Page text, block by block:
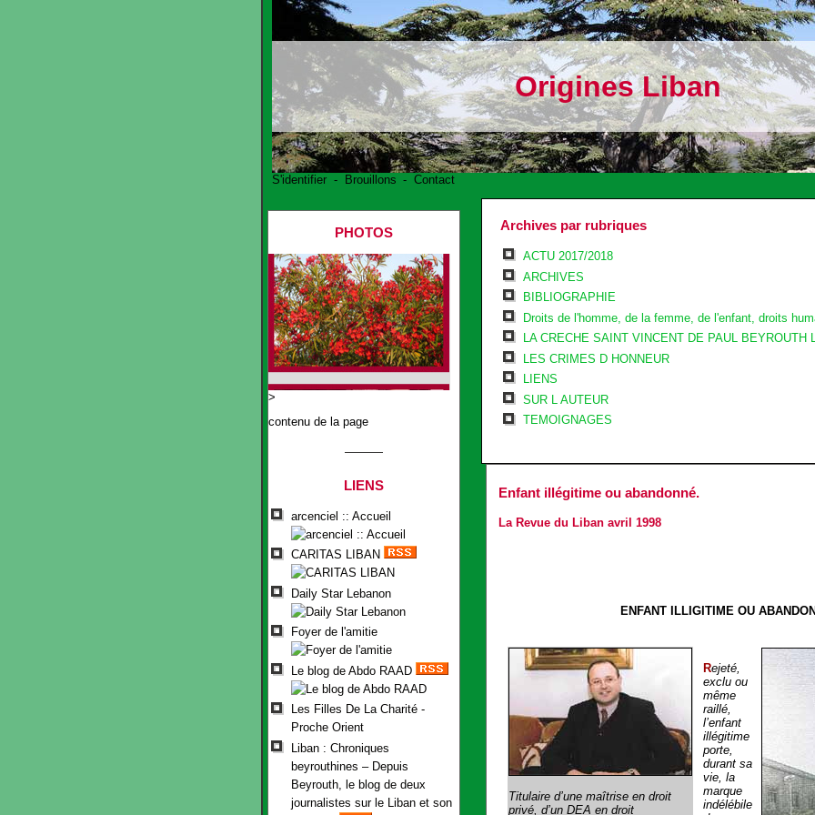
Origines Liban
S'identifier - Brouillons - Contact
PHOTOS
>
contenu de la page
LIENS
arcenciel :: Accueil
CARITAS LIBAN
Daily Star Lebanon
Foyer de l'amitie
Le blog de Abdo RAAD
Les Filles De La Charité -
Proche Orient
Liban : Chroniques
beyrouthines – Depuis
Beyrouth, le blog de deux
journalistes sur le Liban et son
Archives par rubriques
ACTU 2017/2018
ARCHIVES
BIBLIOGRAPHIE
Droits de l'homme, de la femme, de l'enfant, droits
LA CRECHE SAINT VINCENT DE PAUL BEYROUTH
LES CRIMES D HONNEUR
LIENS
SUR L AUTEUR
TEMOIGNAGES
Enfant illégitime ou abandonné.
La Revue du Liban avril 1998
ENFANT ILLIGITIME OU
Titulaire d’une maîtrise en droit
privé, d’un DEA en droit
Rejeté,
exclu ou
même
raillé,
l’enfant
illégitime
porte,
durant sa
vie, la
marque
indélébile